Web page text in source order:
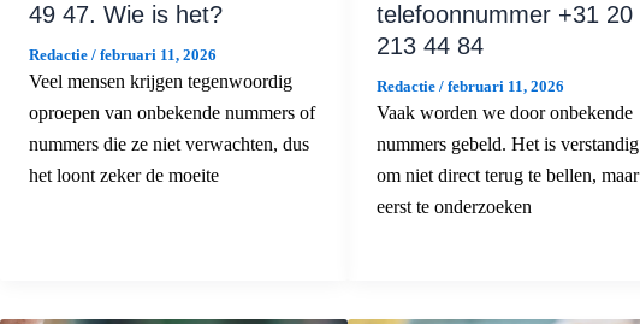
49 47. Wie is het?
Redactie / februari 11, 2026
Veel mensen krijgen tegenwoordig
oproepen van onbekende nummers of
nummers die ze niet verwachten, dus
het loont zeker de moeite
telefoonnummer +31 20
213 44 84
Redactie / februari 11, 2026
Vaak worden we door onbekende
nummers gebeld. Het is verstandig
om niet direct terug te bellen, maar
eerst te onderzoeken